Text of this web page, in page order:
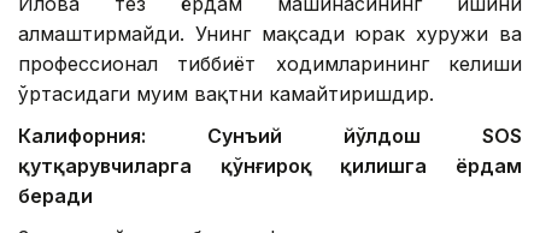
алмаштирмайди. Унинг мақсади юрак хуружи ва
профессионал тиббиёт ходимларининг келиши
ўртасидаги муҳим вақтни камайтиришдир.
Калифорния: Сунъий йўлдош SOS
қутқарувчиларга қўнғироқ қилишга ёрдам
беради